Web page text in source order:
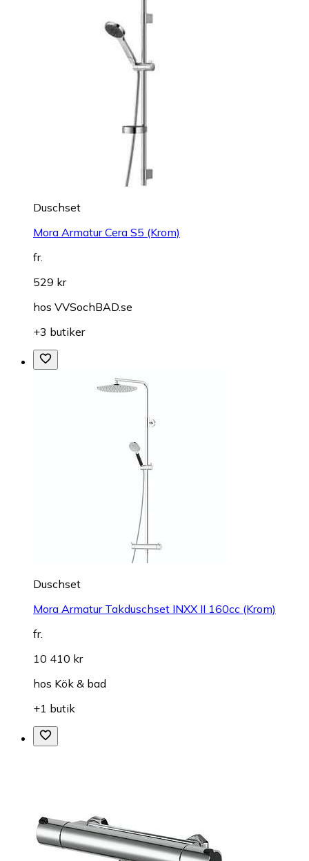
Duschset
Mora Armatur Cera S5 (Krom)
fr.
529 kr
hos VVSochBAD.se
+3 butiker
Duschset
Mora Armatur Takduschset INXX II 160cc (Krom)
fr.
10 410 kr
hos Kök & bad
+1 butik